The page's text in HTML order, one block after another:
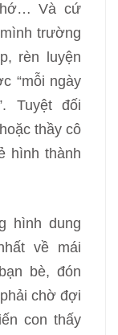
Và cứ
trường
rèn luyện
“mỗi ngày
Tuyệt đối
thầy cô
hình thành
hình dung
về mái
bè, đón
chờ đợi
con thấy